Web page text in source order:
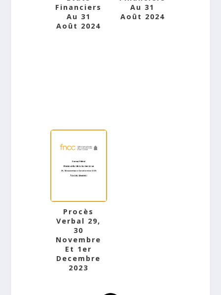
Financiers
Au 31
Août 2024
Au 31
Août 2024
Procès
Verbal 29,
30
Novembre
Et 1er
Decembre
2023